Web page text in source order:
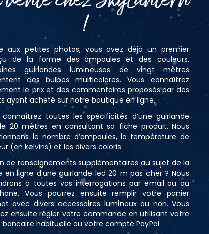
!
aux petites photos, vous avez déjà un premier
de la forme des ampoules et des couleurs.
guirlandes lumineuses de vingt mètres
des bulbes multicolores. Vous connaîtrez
le prix et des commentaires proposés par des
ayant acheté sur notre boutique en ligne.
connaîtrez toutes les spécificités d’une guirlande
20 mètres en consultant sa fiche-produit. Nous
le nombre d’ampoules, la température de
(en kelvins) et les divers coloris.
de renseignements supplémentaires au sujet de la
en ligne d’une guirlande led 20 m pas cher ? Nous
à toutes vos interrogations par email ou au
Vous pourrez ensuite remplir votre panier
avec divers accessoires lumineux ou non. Vous
ensuite régler votre commande en utilisant votre
habituelle ou votre compte PayPal.